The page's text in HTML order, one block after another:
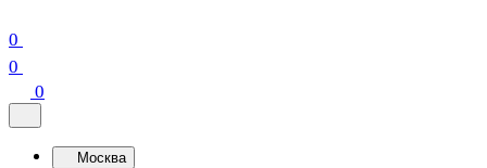
0
0
0
Москва